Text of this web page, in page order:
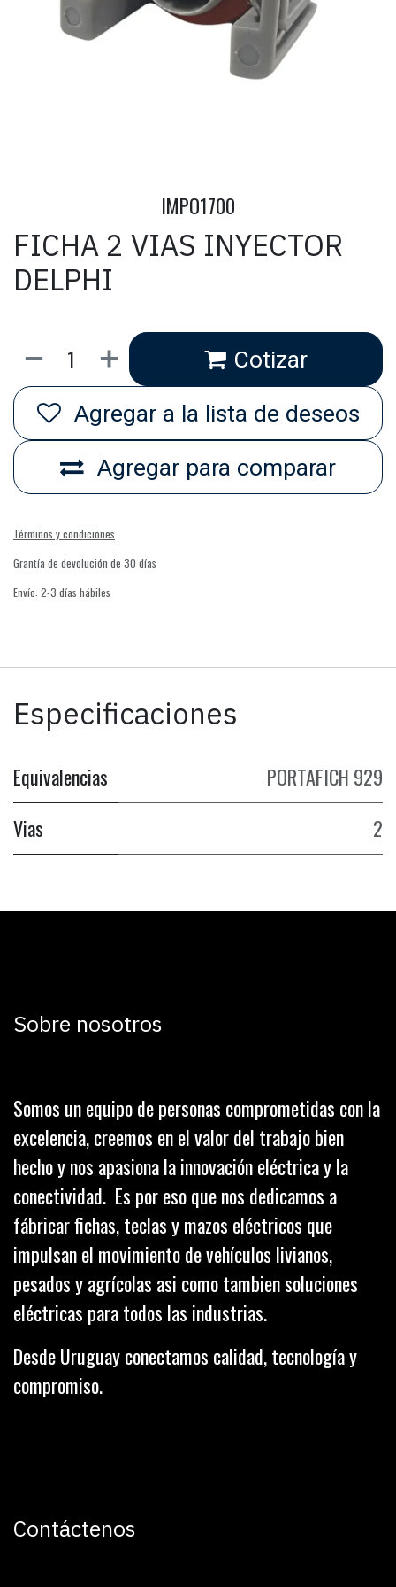
IMPO1700
FICHA 2 VIAS INYECTOR
DELPHI
Cotizar
Agregar para comparar
Agregar a la lista de deseos
Términos y condiciones
Grantía de devolución de 30 días
Envío: 2-3 días hábiles
Especificaciones
Equivalencias
PORTAFICH 929
Vias
2
Sobre nosotros
Somos un equipo de personas comprometidas con la
excelencia, creemos en el valor del trabajo bien
hecho y nos apasiona la innovación eléctrica y la
conectividad. Es por eso que nos dedicamos a
fábricar fichas, teclas y mazos eléctricos que
impulsan el movimiento de vehículos livianos,
pesados y agrícolas asi como tambien soluciones
eléctricas para todos las industrias.
Desde Uruguay conectamos calidad, tecnología y
compromiso.
Contáctenos